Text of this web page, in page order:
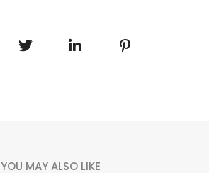
YOU MAY ALSO LIKE